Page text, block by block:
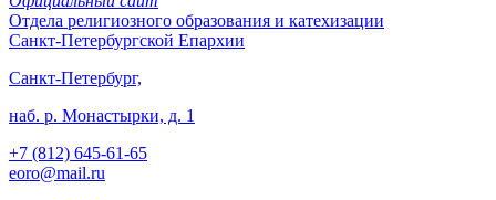
Отдела религиозного образования и катехизации
Санкт-Петербургской Епархии
Санкт-Петербург,
наб. р. Монастырки, д. 1
+7 (812) 645-61-65
eoro@mail.ru